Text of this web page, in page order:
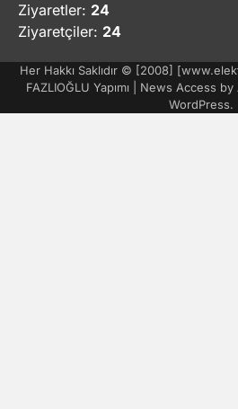
Ziyaretler: 24
Ziyaretçiler: 24
Her Hakkı Saklıdır © [2008]
FAZLIOĞLU Yapımı | News Access by
WordPress.